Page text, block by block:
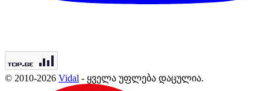
© 2010-2026 Vidal - ყველა უფლება დაცულია.